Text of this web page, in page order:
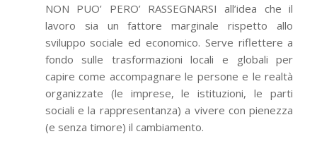
NON PUO’ PERO’ RASSEGNARSI all’idea che il
lavoro sia un fattore marginale rispetto allo
sviluppo sociale ed economico. Serve riflettere a
fondo sulle trasformazioni locali e globali per
capire come accompagnare le persone e le realtà
organizzate (le imprese, le istituzioni, le parti
sociali e la rappresentanza) a vivere con pienezza
(e senza timore) il cambiamento.